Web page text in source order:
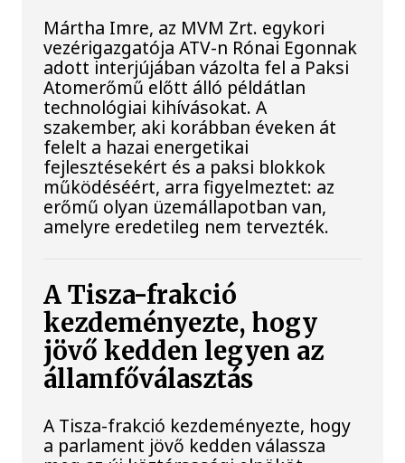
Mártha Imre, az MVM Zrt. egykori
vezérigazgatója ATV-n Rónai Egonnak
adott interjújában vázolta fel a Paksi
Atomerőmű előtt álló példátlan
technológiai kihívásokat. A
szakember, aki korábban éveken át
felelt a hazai energetikai
fejlesztésekért és a paksi blokkok
működéséért, arra figyelmeztet: az
erőmű olyan üzemállapotban van,
amelyre eredetileg nem tervezték.
A Tisza-frakció
kezdeményezte, hogy
jövő kedden legyen az
államfőválasztás
A Tisza-frakció kezdeményezte, hogy
a parlament jövő kedden válassza